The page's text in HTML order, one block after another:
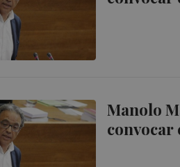
Manolo
convocar